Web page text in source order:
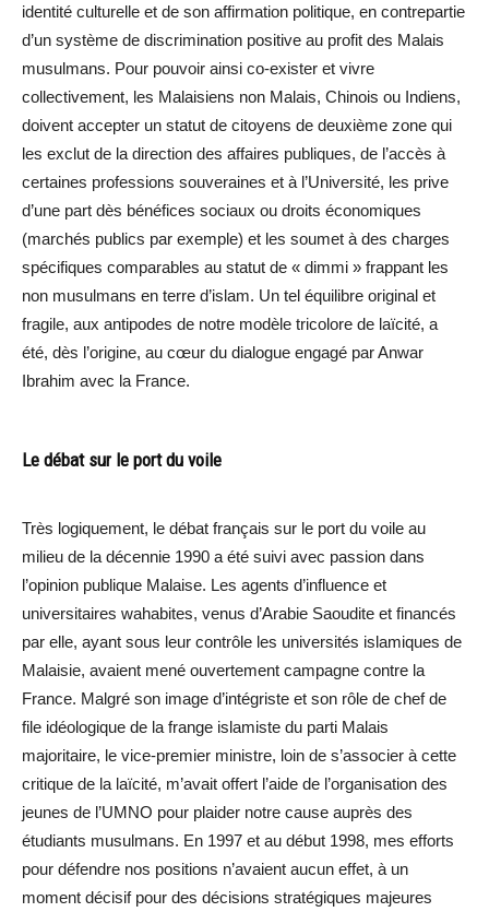
identité culturelle et de son affirmation politique, en contrepartie
d’un système de discrimination positive au profit des Malais
musulmans. Pour pouvoir ainsi co-exister et vivre
collectivement, les Malaisiens non Malais, Chinois ou Indiens,
doivent accepter un statut de citoyens de deuxième zone qui
les exclut de la direction des affaires publiques, de l’accès à
certaines professions souveraines et à l’Université, les prive
d’une part dès bénéfices sociaux ou droits économiques
(marchés publics par exemple) et les soumet à des charges
spécifiques comparables au statut de « dimmi » frappant les
non musulmans en terre d’islam. Un tel équilibre original et
fragile, aux antipodes de notre modèle tricolore de laïcité, a
été, dès l’origine, au cœur du dialogue engagé par Anwar
Ibrahim avec la France.
Le débat sur le port du voile
Très logiquement, le débat français sur le port du voile au
milieu de la décennie 1990 a été suivi avec passion dans
l’opinion publique Malaise. Les agents d’influence et
universitaires wahabites, venus d’Arabie Saoudite et financés
par elle, ayant sous leur contrôle les universités islamiques de
Malaisie, avaient mené ouvertement campagne contre la
France. Malgré son image d’intégriste et son rôle de chef de
file idéologique de la frange islamiste du parti Malais
majoritaire, le vice-premier ministre, loin de s’associer à cette
critique de la laïcité, m’avait offert l’aide de l’organisation des
jeunes de l’UMNO pour plaider notre cause auprès des
étudiants musulmans. En 1997 et au début 1998, mes efforts
pour défendre nos positions n’avaient aucun effet, à un
moment décisif pour des décisions stratégiques majeures